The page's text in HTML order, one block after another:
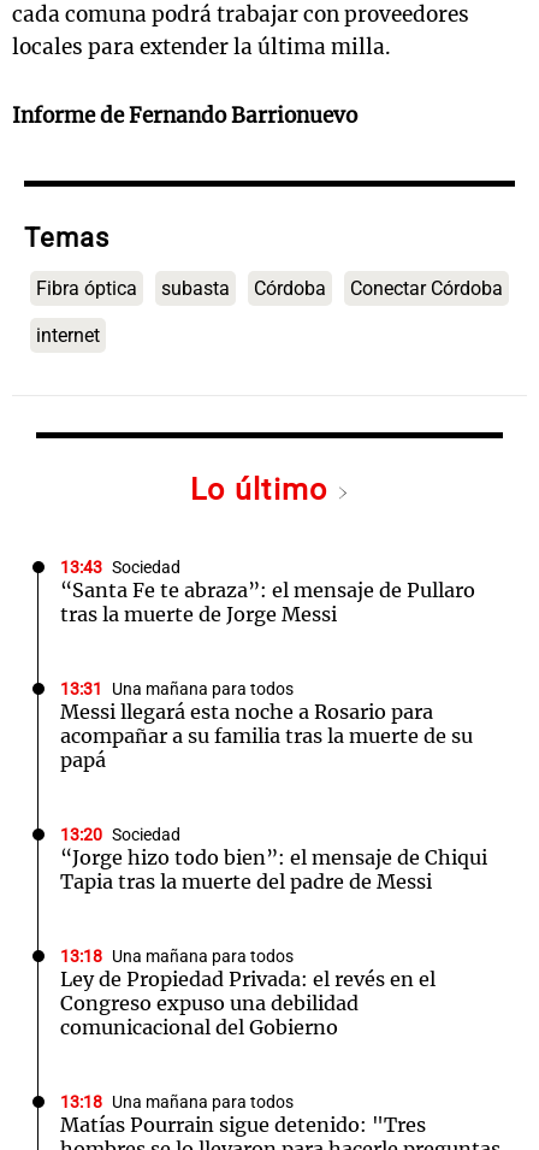
cada comuna podrá trabajar con proveedores
locales para extender la última milla.
Informe de Fernando Barrionuevo
Temas
Fibra óptica subasta Córdoba Conectar Córdoba
internet
Lo último
13:43 Sociedad
“Santa Fe te abraza”: el mensaje de Pullaro
tras la muerte de Jorge Messi
13:31 Una mañana para todos
Messi llegará esta noche a Rosario para
acompañar a su familia tras la muerte de su
papá
13:20 Sociedad
“Jorge hizo todo bien”: el mensaje de Chiqui
Tapia tras la muerte del padre de Messi
13:18 Una mañana para todos
Ley de Propiedad Privada: el revés en el
Congreso expuso una debilidad
comunicacional del Gobierno
13:18 Una mañana para todos
Matías Pourrain sigue detenido: "Tres